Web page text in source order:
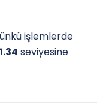
işlemlerde
seviyesine